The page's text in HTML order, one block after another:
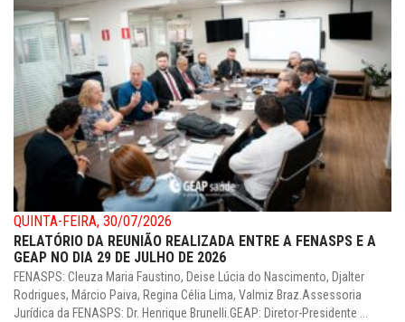
QUINTA-FEIRA, 30/07/2026
RELATÓRIO DA REUNIÃO REALIZADA ENTRE A FENASPS E A
GEAP NO DIA 29 DE JULHO DE 2026
FENASPS: Cleuza Maria Faustino, Deise Lúcia do Nascimento, Djalter
Rodrigues, Márcio Paiva, Regina Célia Lima, Valmiz Braz.Assessoria
Jurídica da FENASPS: Dr. Henrique Brunelli.GEAP: Diretor-Presidente ...